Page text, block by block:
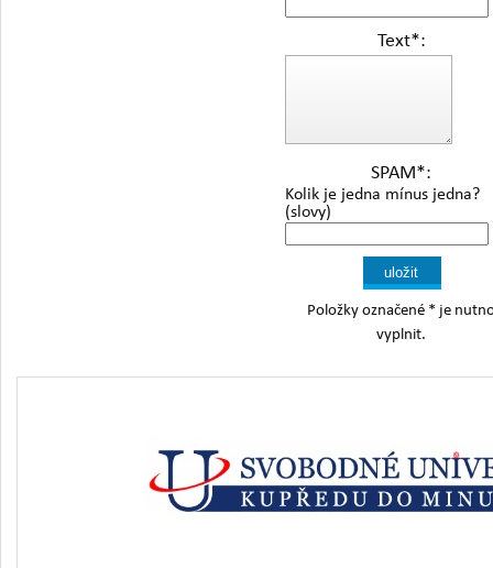
Text*:
SPAM*:
Kolik je jedna mínus jedna?
(slovy)
Položky označené * je
vyplnit.